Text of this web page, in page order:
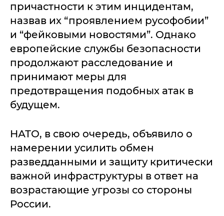
причастности к этим инцидентам,
назвав их “проявлением русофобии”
и “фейковыми новостями”. Однако
европейские службы безопасности
продолжают расследование и
принимают меры для
предотвращения подобных атак в
будущем.
НАТО, в свою очередь, объявило о
намерении усилить обмен
разведданными и защиту критически
важной инфраструктуры в ответ на
возрастающие угрозы со стороны
России.